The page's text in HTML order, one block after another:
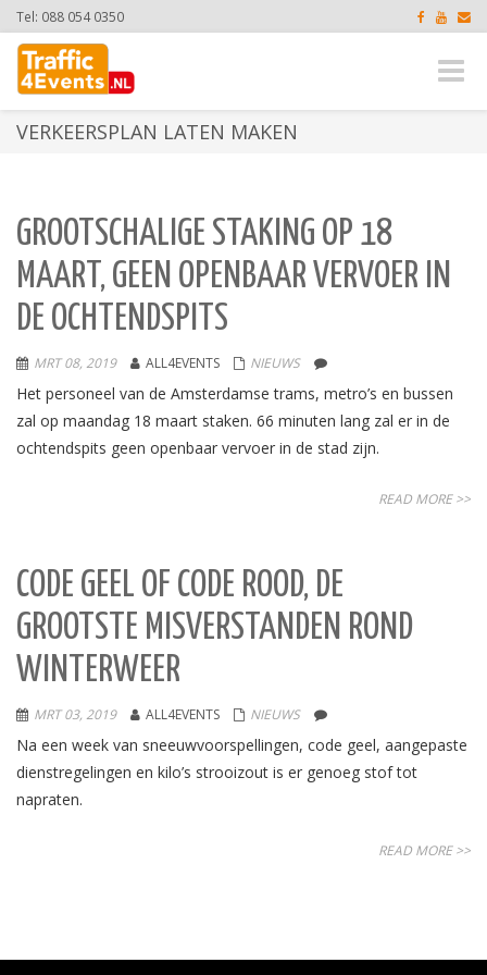
Tel: 088 054 0350
Toggle
VERKEERSPLAN LATEN MAKEN
GROOTSCHALIGE STAKING OP 18
MAART, GEEN OPENBAAR VERVOER IN
DE OCHTENDSPITS
MRT 08, 2019 ALL4EVENTS NIEUWS
Het personeel van de Amsterdamse trams, metro’s en bussen
zal op maandag 18 maart staken. 66 minuten lang zal er in de
ochtendspits geen openbaar vervoer in de stad zijn.
READ MORE >>
CODE GEEL OF CODE ROOD, DE
GROOTSTE MISVERSTANDEN ROND
WINTERWEER
MRT 03, 2019 ALL4EVENTS NIEUWS
Na een week van sneeuwvoorspellingen, code geel, aangepaste
dienstregelingen en kilo’s strooizout is er genoeg stof tot
napraten.
READ MORE >>